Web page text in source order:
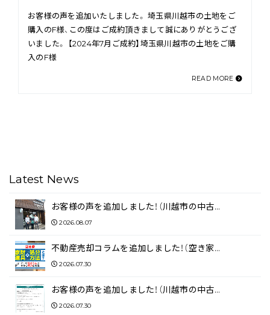
お客様の声を追加いたしました。 埼玉県川越市の土地をご
購入のF様、この度はご成約頂きまして誠にありがとうござ
いました。 【2024年7月ご成約】埼玉県川越市の土地をご購
入のF様
READ MORE
Latest News
お客様の声を追加しました！（川越市の中古…
2026.08.07
不動産売却コラムを追加しました！（空き家…
2026.07.30
お客様の声を追加しました！（川越市の中古…
2026.07.30